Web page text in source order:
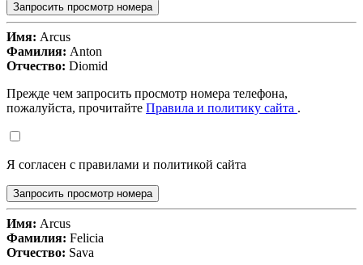
Запросить просмотр номера
Имя: Arcus
Фамилия: Anton
Отчество: Diomid
Прежде чем запросить просмотр номера телефона,
пожалуйста, прочитайте Правила и политику сайта .
Я согласен с правилами и политикой сайта
Запросить просмотр номера
Имя: Arcus
Фамилия: Felicia
Отчество: Sava